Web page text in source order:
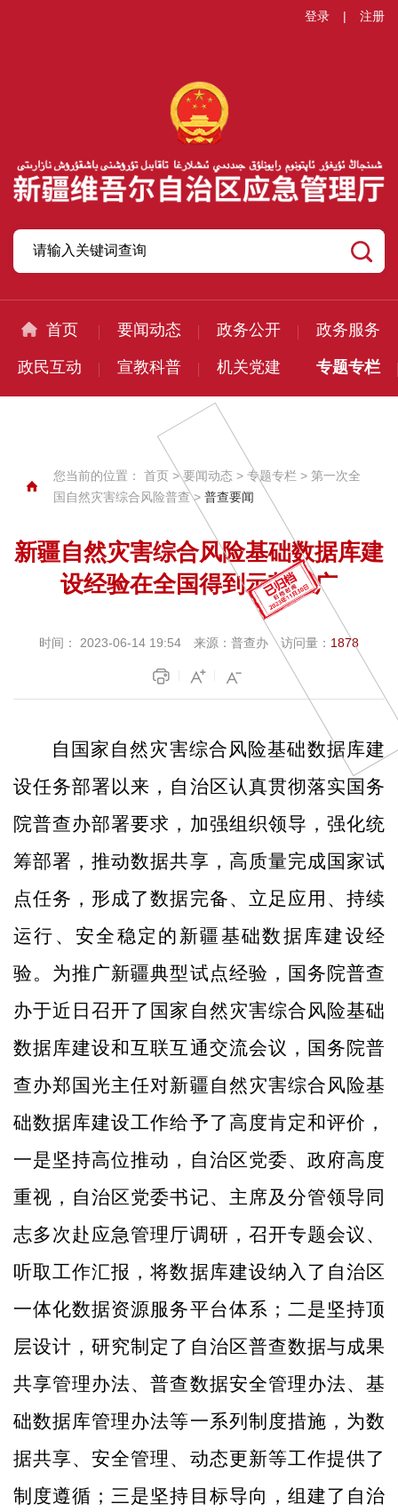
登录 | 注册
首页 要闻动态 政务公开 政务服务
政民互动 宣教科普 机关党建 专题专栏
您当前的位置： 首页 >要闻动态 > 专题专栏 > 第一次全
国自然灾害综合风险普查> 普查要闻
新疆自然灾害综合风险基础数据库建
设经验在全国得到示范推广
时间： 2023-06-14 19:54 来源： 普查办 访问量： 1878
自国家自然灾害综合风险基础数据库建
设任务部署以来，自治区认真贯彻落实国务
院普查办部署要求，加强组织领导，强化统
筹部署，推动数据共享，高质量完成国家试
点任务，形成了数据完备、立足应用、持续
运行、安全稳定的新疆基础数据库建设经
验。为推广新疆典型试点经验，国务院普查
办于近日召开了国家自然灾害综合风险基础
数据库建设和互联互通交流会议，国务院普
查办郑国光主任对新疆自然灾害综合风险基
础数据库建设工作给予了高度肯定和评价，
一是坚持高位推动，自治区党委、政府高度
重视，自治区党委书记、主席及分管领导同
志多次赴应急管理厅调研，召开专题会议、
听取工作汇报，将数据库建设纳入了自治区
一体化数据资源服务平台体系；二是坚持顶
层设计，研究制定了自治区普查数据与成果
共享管理办法、普查数据安全管理办法、基
础数据库管理办法等一系列制度措施，为数
据共享、安全管理、动态更新等工作提供了
制度遵循；三是坚持目标导向，组建了自治